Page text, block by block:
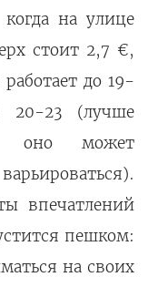
на улице
стоит 2,7 €,
до 19-
23 (лучше
оно может
впечатлений
пешком:
на своих